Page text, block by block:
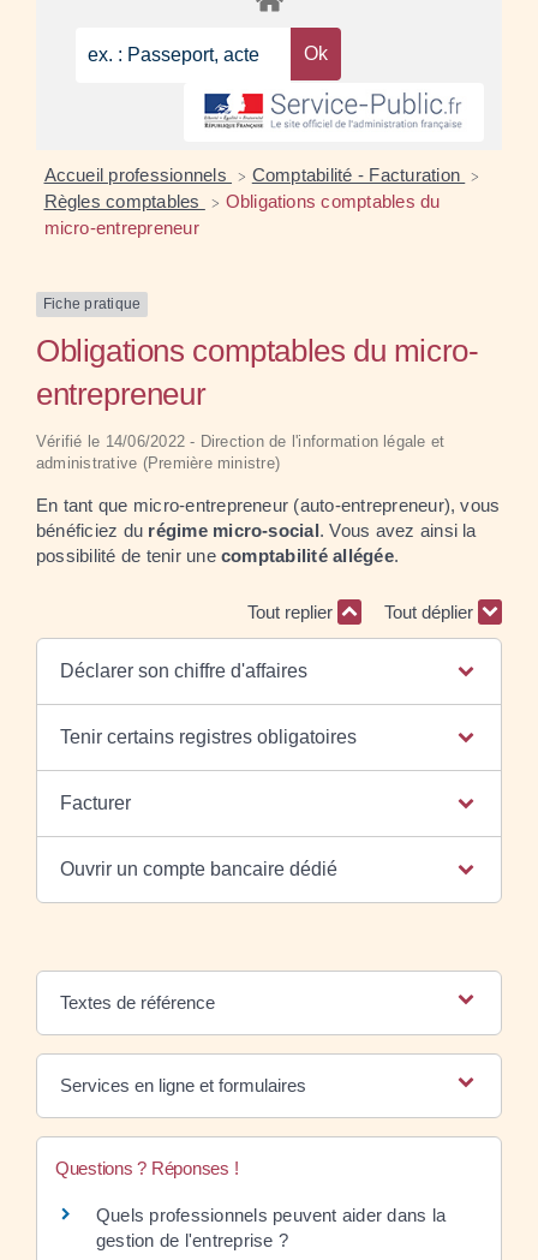
Accueil professionnels > Comptabilité - Facturation >
Règles comptables > Obligations comptables du
micro-entrepreneur
Fiche pratique
Obligations comptables du micro-
entrepreneur
Vérifié le 14/06/2022 - Direction de l'information légale et
administrative (Première ministre)
En tant que micro-entrepreneur (auto-entrepreneur), vous
bénéficiez du régime micro-social. Vous avez ainsi la
possibilité de tenir une comptabilité allégée.
Tout replier Tout déplier
Déclarer son chiffre d'affaires
Tenir certains registres obligatoires
Facturer
Ouvrir un compte bancaire dédié
Textes de référence
Services en ligne et formulaires
Questions ? Réponses !
Quels professionnels peuvent aider dans la
gestion de l'entreprise ?